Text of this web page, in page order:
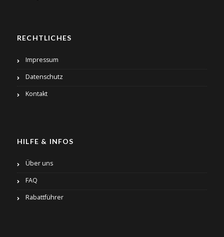
RECHTLICHES
Impressum
Datenschutz
Kontakt
HILFE & INFOS
Über uns
FAQ
Rabattführer